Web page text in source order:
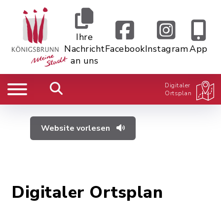
Ihre
Nachricht
an uns
FacebookInstagramApp
Digitaler
Ortsplan
Website vorlesen
Digitaler Ortsplan